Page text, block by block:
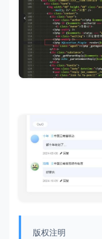
版权注明